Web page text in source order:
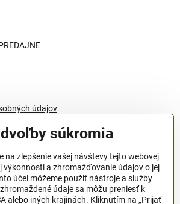
údajov
S.R.O
údajov
súkromia
na zlepšenie vašej návštevy tejto webovej
výkonnosti a zhromažďovanie údajov o jej
účel môžeme použiť nástroje a služby
údaje sa môžu preniesť k
alebo iných krajinách. Kliknutím na „Prijať